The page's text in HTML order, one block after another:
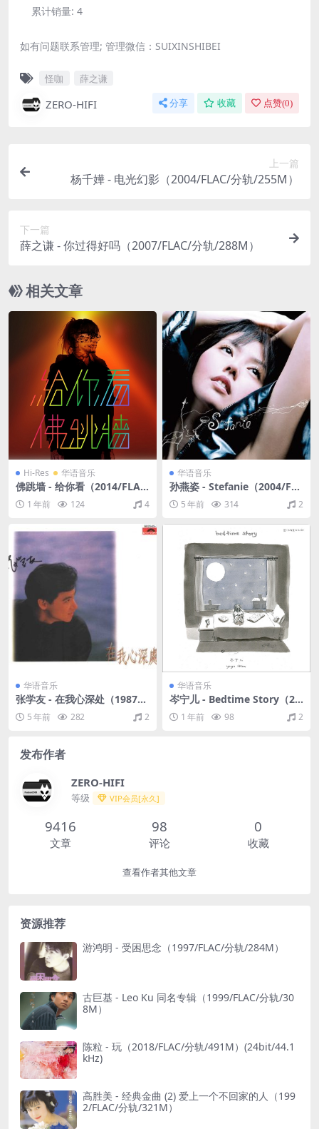
累计销量: 4
如有问题联系管理; 管理微信：SUIXINSHIBEI
怪咖 薛之谦
ZERO-HIFI 分享 收藏 点赞(0)
上一篇
杨千嬅 - 电光幻影（2004/FLAC/分轨/255M）
下一篇
薛之谦 - 你过得好吗（2007/FLAC/分轨/288M）
相关文章
Hi-Res 华语音乐
佛跳墙 - 给你看（2014/FLA
C/分轨/464M）(24bit/48kH
z) 1 年前 124 4
华语音乐
孙燕姿 - Stefanie（2004/FL
AC/分轨/286M）
5 年前 314 2
华语音乐
张学友 - 在我心深处（1987/C
UE+APE/整轨/265M）
5 年前 282 2
华语音乐
岑宁儿 - Bedtime Story（20
20/FLAC/EP分轨/171M）
1 年前 98 2
发布作者
ZERO-HIFI
等级 VIP会员[永久]
9416
文章
98
评论
0
收藏
查看作者其他文章
资源推荐
游鸿明 - 受困思念（1997/FLAC/分轨/284M）
古巨基 - Leo Ku 同名专辑（1999/FLAC/分轨/30
8M）
陈粒 - 玩（2018/FLAC/分轨/491M）(24bit/44.1
kHz)
高胜美 - 经典金曲 (2) 爱上一个不回家的人（199
2/FLAC/分轨/321M）